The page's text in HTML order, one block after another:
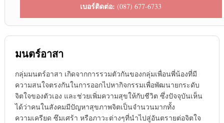
เบอร์ติดต่อ: (087) 677-6733
มนตร์อาสา
กลุ่มมนตร์อาสา เกิดจากการรวมตัวกันของกลุ่มเพื่อนพี่น้องที่มี
ความสนใจตรงกันในการออกไปหากิจกรรมเพื่อพัฒนายกระดับ
จิตใจของตัวเอง และช่วยเพิ่มความสุขให้กับชีวิต ซึ่งปัจจุบันเห็น
ได้ว่าคนในสังคมมีปัญหาสุขภาพจิตเป็นจำนวนมากทั้ง
ความเครียด ซึมเศร้า หรือภาวะต่างๆที่นำไปสู่อันตรายต่อจิตใจ